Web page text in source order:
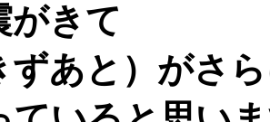
がきて
ずあと）がさ